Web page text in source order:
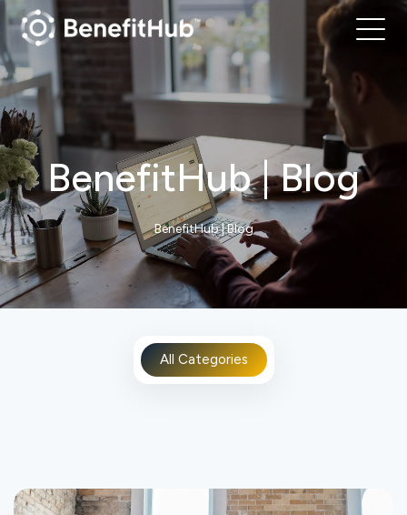
BenefitHub | Blog
BenefitHub | Blog
All Categories